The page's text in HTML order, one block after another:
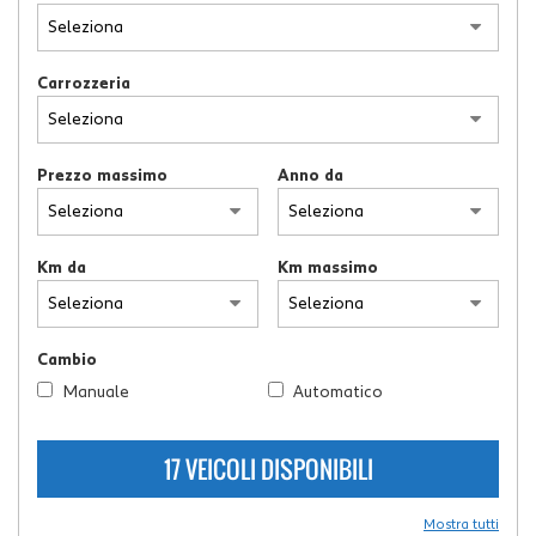
Carrozzeria
Prezzo massimo Anno da
Km da Km massimo
Cambio
Manuale
Automatico
17 VEICOLI DISPONIBILI
Mostra tutti
tracciamento
che
adottiamo
per
di
seguito
ottenere
maggiori
sull'utilità